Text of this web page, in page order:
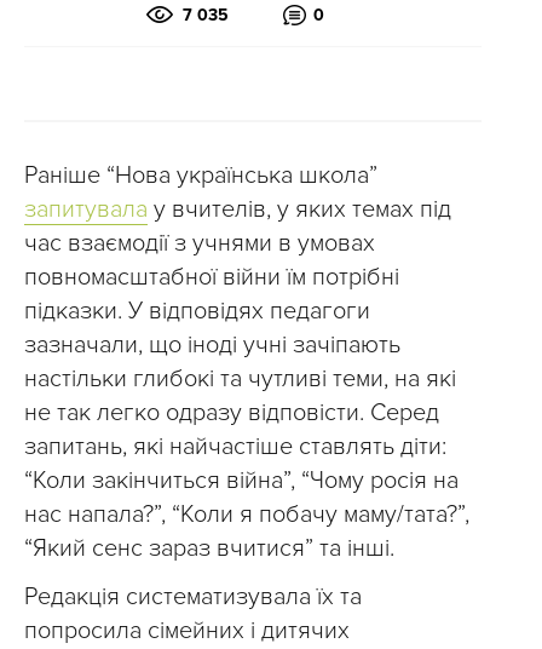
7 035 0
Раніше “Нова українська школа”
запитувала у вчителів, у яких темах під
час взаємодії з учнями в умовах
повномасштабної війни їм потрібні
підказки. У відповідях педагоги
зазначали, що іноді учні зачіпають
настільки глибокі та чутливі теми, на які
не так легко одразу відповісти. Серед
запитань, які найчастіше ставлять діти:
“Коли закінчиться війна”, “Чому росія на
нас напала?”, “Коли я побачу маму/тата?”,
“Який сенс зараз вчитися” та інші.
Редакція систематизувала їх та
попросила сімейних і дитячих